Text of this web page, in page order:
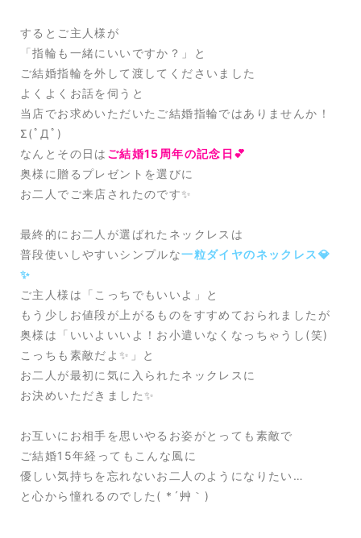
するとご主人様が
「指輪も一緒にいいですか？」と
ご結婚指輪を外して渡してくださいました
よくよくお話を伺うと
当店でお求めいただいたご結婚指輪ではありませんか！
Σ(ﾟДﾟ)
なんとその日は ご結婚15周年の記念日💕
奥様に贈るプレゼントを選びに
お二人でご来店されたのです✨
最終的にお二人が選ばれたネックレスは
普段使いしやすいシンプルな一粒ダイヤのネックレス💎
✨
ご主人様は「こっちでもいいよ」と
もう少しお値段が上がるものをすすめておられましたが
奥様は「いいよいいよ！お小遣いなくなっちゃうし(笑)
こっちも素敵だよ✨」と
お二人が最初に気に入られたネックレスに
お決めいただきました✨
お互いにお相手を思いやるお姿がとっても素敵で
ご結婚15年経ってもこんな風に
優しい気持ちを忘れないお二人のようになりたい…
と心から憧れるのでした( *´艸｀)